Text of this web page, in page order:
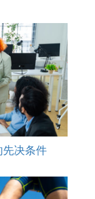
决条件